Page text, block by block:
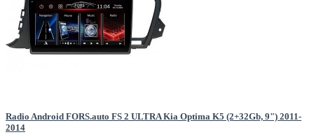
Radio Android FORS.auto FS 2 ULTRA Kia Optima K5 (2+32Gb, 9") 2011-
2014